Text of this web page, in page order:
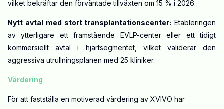
vilket bekräftar den förväntade tillväxten om 15 % i 2026.
Nytt avtal med stort transplantationscenter: Etableringen
av ytterligare ett framstående EVLP-center eller ett tidigt
kommersiellt avtal i hjärtsegmentet, vilket validerar den
aggressiva utrullningsplanen med 25 kliniker.
Värdering
För att fastställa en motiverad värdering av XVIVO har